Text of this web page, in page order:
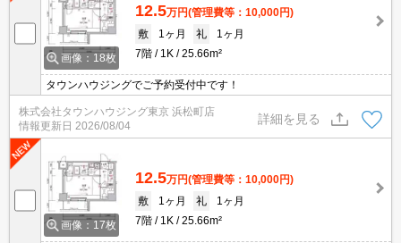
画像：18枚
12.5万円(管理費等：10,000円)
敷
1ヶ月 礼
1ヶ月
7階
1K 25.66m²
タウンハウジングでご予約受付中です！
株式会社タウンハウジング東京 浜松町店
情報更新日 2026/08/04
詳細を見る
画像：17枚
12.5万円(管理費等：10,000円)
敷
1ヶ月 礼
1ヶ月
7階
1K 25.66m²